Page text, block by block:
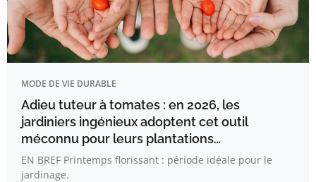
MODE DE VIE DURABLE
Adieu tuteur à tomates : en 2026, les
jardiniers ingénieux adoptent cet outil
méconnu pour leurs plantations…
EN BREF Printemps florissant : période idéale pour le
jardinage.